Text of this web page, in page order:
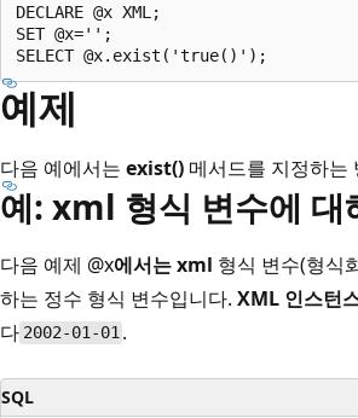
DECLARE @x XML;
SET @x='';
예제
다음 예에서는 exist() 메서드를 지정하는
예: xml 형식 변수에
다음 예제 @x에서는 xml 형식 변수(형식
하는 정수 형식 변수입니다. XML 인스턴
다 2002-01-01 .
SQL